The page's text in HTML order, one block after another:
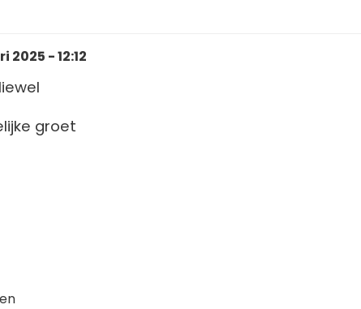
2025 - 12:12
groet